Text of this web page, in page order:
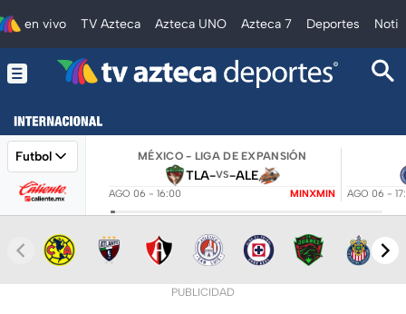
en vivo TV Azteca Azteca UNO Azteca 7 Deportes
Futbol MÉXICO - LIGA DE EXPANSIÓN
TLA-VS-ALE
AGO 06 - 16:00 MINXMIN AGO 06 -
PUBLICIDAD